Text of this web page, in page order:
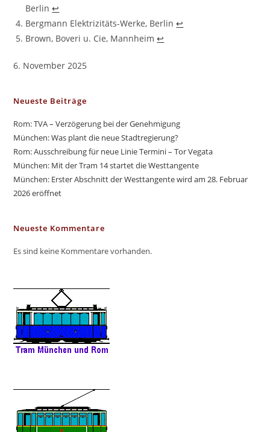
Berlin↩︎
Bergmann Elektrizitäts-Werke, Berlin↩︎
Brown, Boveri u. Cie, Mannheim↩︎
6. November 2025
Neueste Beiträge
Rom: TVA – Verzögerung bei der Genehmigung
München: Was plant die neue Stadtregierung?
Rom: Ausschreibung für neue Linie Termini – Tor Vegata
München: Mit der Tram 14 startet die Westtangente
München: Erster Abschnitt der Westtangente wird am 28. Februar
2026 eröffnet
Neueste Kommentare
Es sind keine Kommentare vorhanden.